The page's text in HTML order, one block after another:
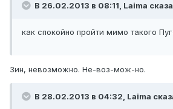
В 26.02.2013 в 08:11, Laimа
как спокойно пройти мимо такого
Зин, невозможно. Не-воз-мож-но.
В 28.02.2013 в 04:32, Laimа